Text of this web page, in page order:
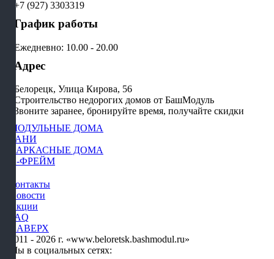
+7 (927) 3303319
График работы
Ежедневно: 10.00 - 20.00
Адрес
Белорецк, Улица Кирова, 56
Строительство недорогих домов от БашМодуль
Звоните заранее, бронируйте время, получайте скидки
Контакты
Новости
Акции
FAQ
НАВЕРХ
2011 - 2026 г. «www.beloretsk.bashmodul.ru»
МОДУЛЬНЫЕ ДОМА
БАНИ
КАРКАСНЫЕ ДОМА
А-ФРЕЙМ
Мы в социальных сетях: